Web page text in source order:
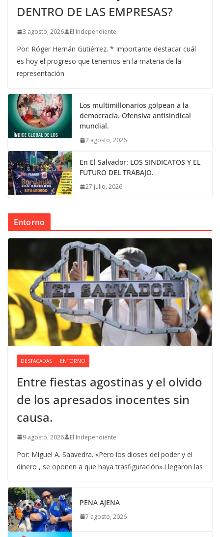
DENTRO DE LAS EMPRESAS?
3 agosto, 2026 El Independiente
Por: Róger Hernán Gutiérrez. * Importante destacar cuál
es hoy el progreso que tenemos en la materia de la
representación
Los multimillonarios golpean a la
democracia. Ofensiva antisindical
mundial.
2 agosto, 2026
En El Salvador: LOS SINDICATOS Y EL
FUTURO DEL TRABAJO.
27 julio, 2026
Entorno
DESTACADAS ENTORNO
Entre fiestas agostinas y el olvido
de los apresados inocentes sin
causa.
9 agosto, 2026 El Independiente
Por: Miguel A. Saavedra. «Pero los dioses del poder y el
dinero , se oponen a que haya trasfiguración».Llegaron las
PENA AJENA
7 agosto, 2026